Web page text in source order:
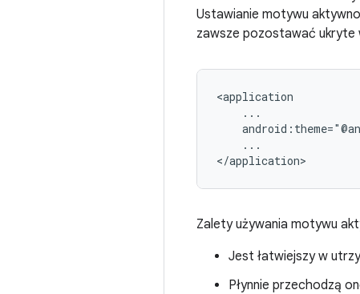
Ustawianie motywu
zawsze pozostawać ukryte
...
</application>
Zalety używania motywu
Jest łatwiejszy w
Płynnie przechodzą